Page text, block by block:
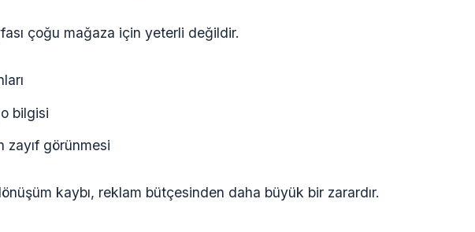
çoğu mağaza için yeterli değildir.
bilgisi
zayıf görünmesi
kaybı, reklam bütçesinden daha büyük bir zarardır.